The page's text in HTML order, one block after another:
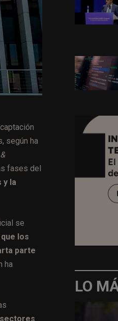
según ha
fases del
y la
se
los
parte
ha
LO